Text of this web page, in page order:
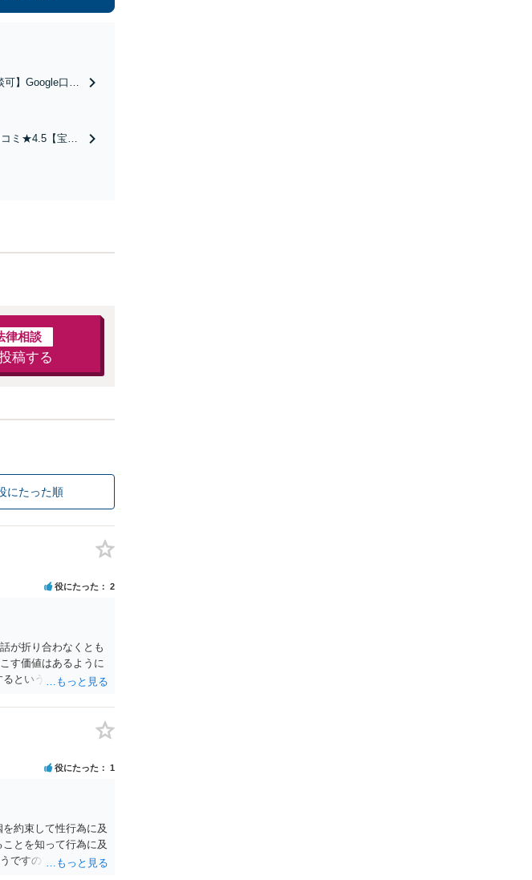
】Google口コ
ミ★4.5【宝塚
律相談
稿する
にたった順
役にたった 2
が折り合わなくとも
す価値はあるように
ということはないた
るのは難しい側面も
役にたった 1
約束して性行為に及
とを知って行為に及
ですので、あまり慰